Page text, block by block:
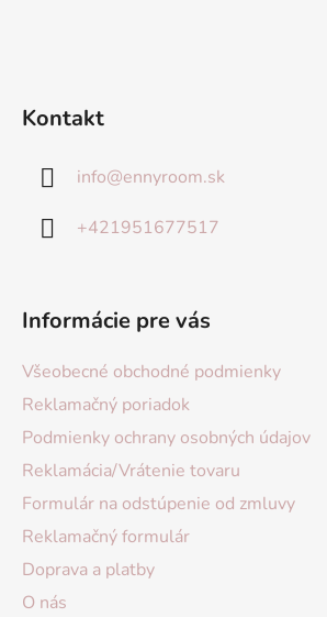
Kontakt
info@ennyroom.sk
+421951677517
Informácie pre vás
Všeobecné obchodné podmienky
Reklamačný poriadok
Podmienky ochrany osobných údajov
Reklamácia/Vrátenie tovaru
Formulár na odstúpenie od zmluvy
Reklamačný formulár
Doprava a platby
O nás